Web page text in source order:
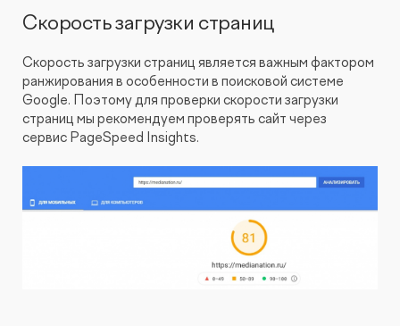
Скорость загрузки страниц
Скорость загрузки страниц является важным фактором
ранжирования в особенности в поисковой системе
Google. Поэтому для проверки скорости загрузки
страниц мы рекомендуем проверять сайт через
сервис PageSpeed Insights.